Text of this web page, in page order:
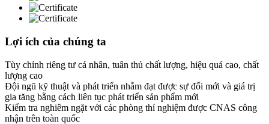
Lợi ích của chúng ta
Tùy chỉnh riêng tư cá nhân, tuân thủ chất lượng, hiệu quả cao, chất
lượng cao
Đội ngũ kỹ thuật và phát triển nhằm đạt được sự đổi mới và giá trị
gia tăng bằng cách liên tục phát triển sản phẩm mới
Kiểm tra nghiêm ngặt với các phòng thí nghiệm được CNAS công
nhận trên toàn quốc